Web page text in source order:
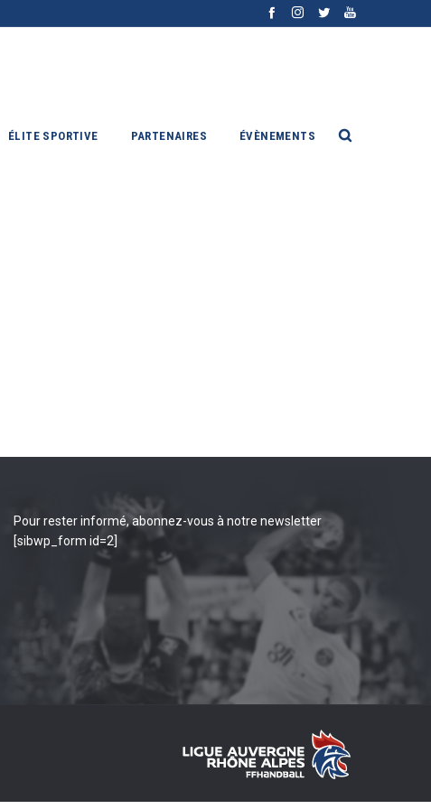
ÉLITE SPORTIVE PARTENAIRES ÉVÈNEMENTS
Pour rester informé, abonnez-vous à notre newsletter
[sibwp_form id=2]